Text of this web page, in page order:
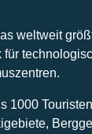
weltweit
für
1000